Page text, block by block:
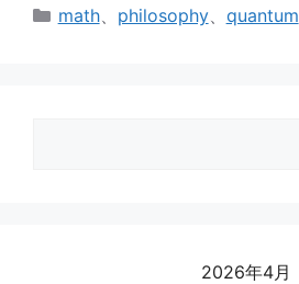
カ
math、 philosophy、 quantum
2026年4月